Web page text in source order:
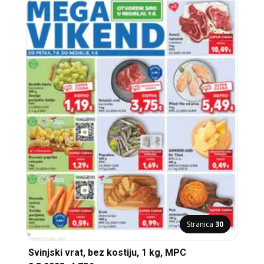
Stranica 30
Svinjski vrat, bez kostiju, 1 kg, MPC